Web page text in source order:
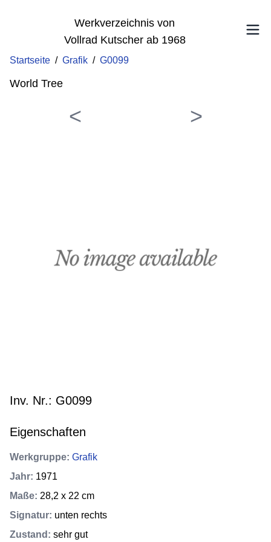
Werkverzeichnis von
Vollrad Kutscher ab 1968
Startseite / Grafik / G0099
World Tree
Inv. Nr.: G0099
Eigenschaften
Werkgruppe: Grafik
Jahr: 1971
Maße: 28,2 x 22 cm
Signatur: unten rechts
Zustand : sehr gut
< >